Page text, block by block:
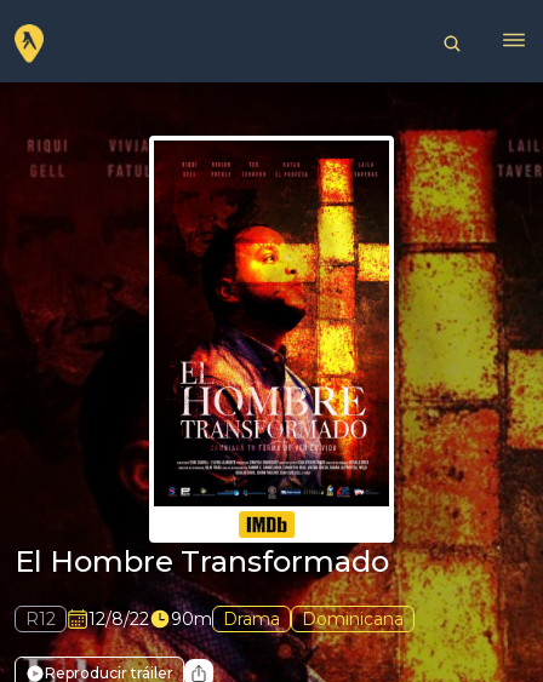
El Hombre Transformado
R12 12/8/22 90m Drama Dominicana
Reproducir tráiler